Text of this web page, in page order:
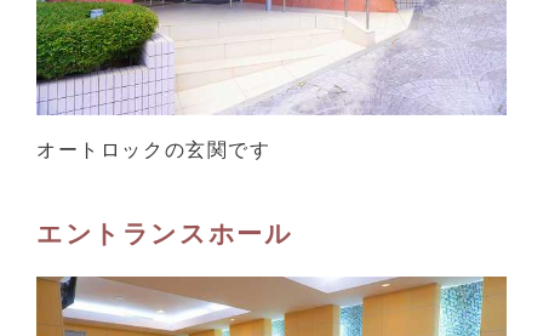
オートロックの玄関です
エントランスホール